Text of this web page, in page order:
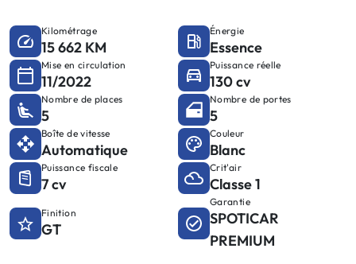
Kilométrage
15 662 KM
Énergie
Essence
Mise en circulation
11/2022
Puissance réelle
130 cv
Nombre de places
5
Nombre de portes
5
Boîte de vitesse
Automatique
Couleur
Blanc
Puissance fiscale
7 cv
Crit'air
Classe 1
Finition
GT
Garantie
SPOTICAR
PREMIUM